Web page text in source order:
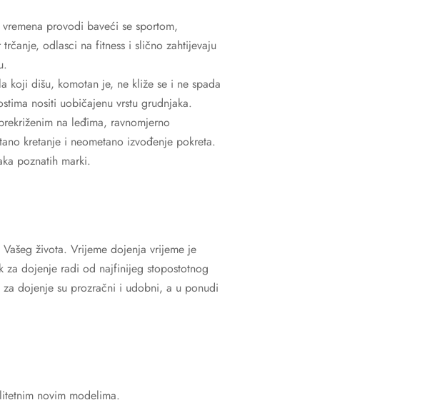
provodi baveći se sportom,
odlasci na fitness i slično zahtijevaju
koji dišu, komotan je, ne kliže se i ne spada
nositi uobičajenu vrstu grudnjaka.
na leđima, ravnomjerno
kretanje i neometano izvođenje pokreta.
poznatih marki.
života. Vrijeme dojenja vrijeme je
za dojenje radi od najfinijeg stopostotnog
dojenje su prozračni i udobni, a u ponudi
novim modelima.